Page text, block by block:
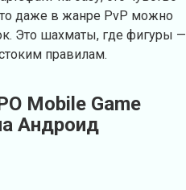
даже в жанре PvP можно
Это шахматы, где фигуры —
правилам.
Mobile Game
Андроид